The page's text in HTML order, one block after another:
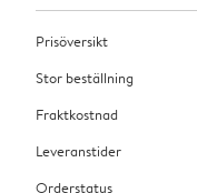
Prisöversikt
Stor beställning
Fraktkostnad
Leveranstider
Orderstatus